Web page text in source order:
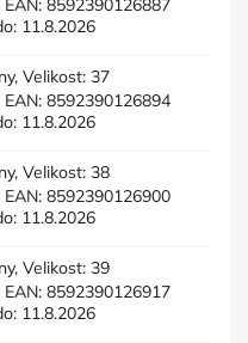
EAN: 8592390126887
11.8.2026
Velikost: 37
EAN: 8592390126894
11.8.2026
Velikost: 38
EAN: 8592390126900
11.8.2026
Velikost: 39
EAN: 8592390126917
11.8.2026